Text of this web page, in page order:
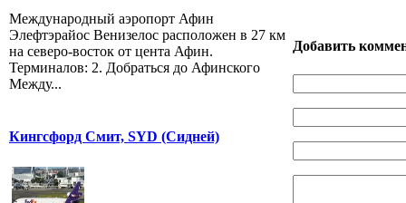
Международный аэропорт Афин
Элефтэрайос Венизелос расположен в 27 км
на северо-восток от цента Афин.
Терминалов: 2. Добраться до Афинского
Между...
Кингсфорд Смит, SYD (Сидней)
Добавить